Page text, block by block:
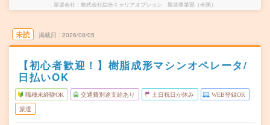
派遣会社 株式会社綜合キャリアオプション 製造事業部（全国）
未読 掲載日 2026/08/05
【初心者歓迎！】樹脂成形マシンオペレータ/
日払いOK
職種未経験OK 交通費別途支給あり 土日祝日が休み WEB登録OK
派遣